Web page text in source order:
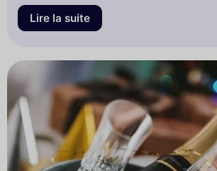
Lire la suite